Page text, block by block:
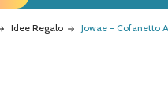
Idee Regalo Jowae - Cofanetto